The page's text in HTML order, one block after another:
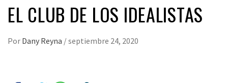
EL CLUB DE LOS IDEALISTAS
Por Dany Reyna /septiembre 24, 2020